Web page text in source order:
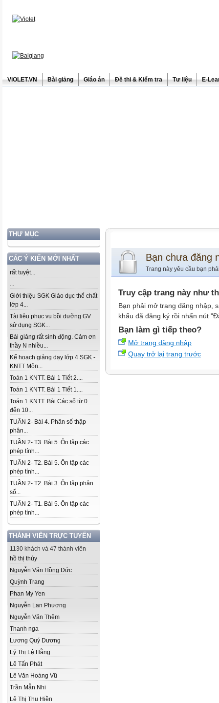
ViOLET.VN Bài giảng Giáo án Đề thi & Kiểm tra Tư liệu E-
THƯ MỤC
CÁC Ý KIẾN MỚI NHẤT
rất tuyệt...
...
Giới thiệu SGK Giáo dục thể chất
lớp 4...
Tài liệu phục vụ bồi dưỡng GV
sử dụng SGK...
Bài giảng rất sinh động. Cảm ơn
thầy N nhiều...
Kế hoạch giảng dạy lớp 4 SGK -
KNTT Môn...
Toán 1 KNTT. Bài 1 Tiết 2....
Toán 1 KNTT. Bài 1 Tiết 1....
Toán 1 KNTT. Bài Các số từ 0
đến 10...
TUẦN 2- Bài 4. Phân số thập
phân...
TUẦN 2- T3. Bài 5. Ôn tập các
phép tính...
TUẦN 2- T2. Bài 5. Ôn tập các
phép tính...
TUẦN 2- T2. Bài 3. Ôn tập phân
số...
TUẦN 2- T1. Bài 5. Ôn tập các
phép tính...
THÀNH VIÊN TRỰC TUYẾN
1130 khách và 47 thành viên
hồ thị thúy
Nguyễn Văn Hồng Đức
Quỳnh Trang
Phan My Yen
Nguyễn Lan Phương
Nguyễn Văn Thêm
Thanh nga
Lương Quý Dương
Lý Thị Lệ Hằng
Lê Tấn Phát
Lê Văn Hoàng Vũ
Trần Mẫn Nhi
Lê Thị Thu Hiền
Bạn chưa đăng
Trang này yêu cầu bạn
Truy cập trang này như
Bạn phải mở trang đăng nhập,
khẩu đã đăng ký rồi nhấn nút
Bạn làm gì tiếp theo?
Mở trang đăng nhập
Quay trở lại trang trước